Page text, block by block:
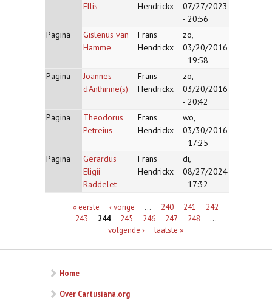
Ellis
Hendrickx
07/27/2023
- 20:56
Pagina
Gislenus van
Hamme
Frans
Hendrickx
zo,
03/20/2016
- 19:58
Pagina
Joannes
d'Anthinne(s)
Frans
Hendrickx
zo,
03/20/2016
- 20:42
Pagina
Theodorus
Petreius
Frans
Hendrickx
wo,
03/30/2016
- 17:25
Pagina
Gerardus
Eligii
Raddelet
Frans
Hendrickx
di,
08/27/2024
- 17:32
Pagina's« eerste ‹ vorige … 240 241
242
243
244 245 246 247 248
…
volgende ›
laatste »
Home
Over Cartusiana.org